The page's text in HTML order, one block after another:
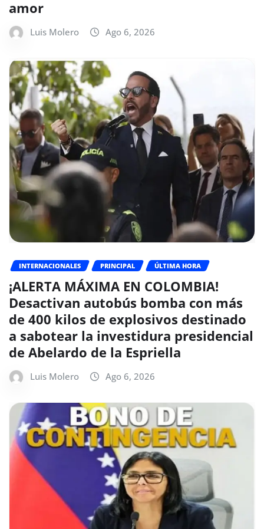
amor
Luis Molero Ago 6, 2026
INTERNACIONALES PRINCIPAL ÚLTIMA HORA
¡ALERTA MÁXIMA EN COLOMBIA!
Desactivan autobús bomba con más
de 400 kilos de explosivos destinado
a sabotear la investidura presidencial
de Abelardo de la Espriella
Luis Molero Ago 6, 2026